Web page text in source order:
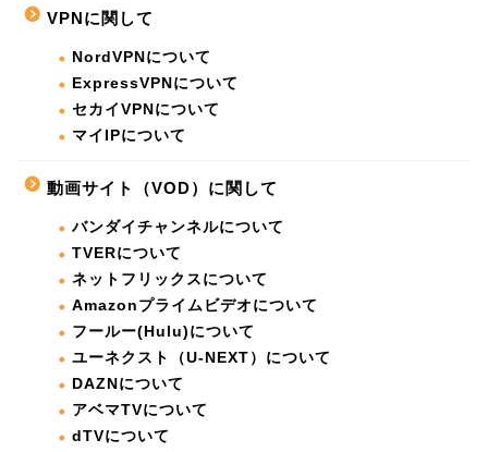
VPNに関して
NordVPNについて
ExpressVPNについて
セカイVPNについて
マイIPについて
動画サイト（VOD）に関して
バンダイチャンネルについて
TVERについて
ネットフリックスについて
Amazonプライムビデオについて
フールー(Hulu)について
ユーネクスト（U-NEXT）について
DAZNについて
アベマTVについて
dTVについて